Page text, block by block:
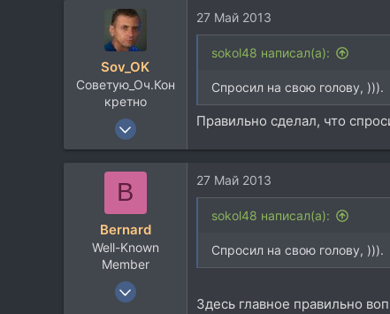
Липецк
vk.com
Sov_OK
Советую_Оч.Кон
кретно
4 Янв 2007
Миргород
27 Май 2013
sokol48 написал(а):
Спросил на свою голову, ))).
Правильно сделал, что
B
Bernard
Well-Known
Member
12 Июл 2008
27 Май 2013
sokol48 написал(а):
Спросил на свою голову, ))).
Здесь главное правильно